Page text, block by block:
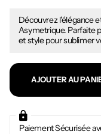
Découvrez l'élégance
Asymetrique. Parfaite
et style pour sublimer
AJOUTER AU
Paiement Sécurisée